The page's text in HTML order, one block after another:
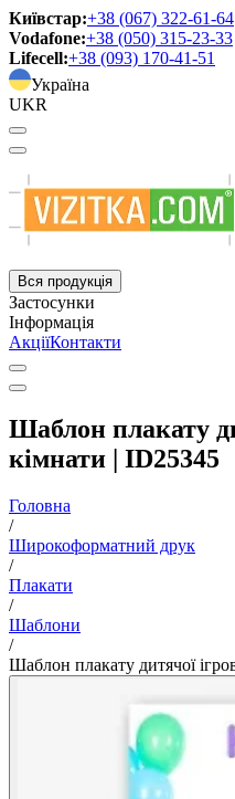
Київстар:+38 (067) 322-61-64
Vodafone:+38 (050) 315-23-33
Lifecell:+38 (093) 170-41-51
Україна
UKR
Вся продукція
Застосунки
Інформація
АкціїКонтакти
Шаблон плакату
кімнати | ID25345
Головна
/
Широкоформатний друк
/
Плакати
/
Шаблони
/
Шаблон плакату дитячої